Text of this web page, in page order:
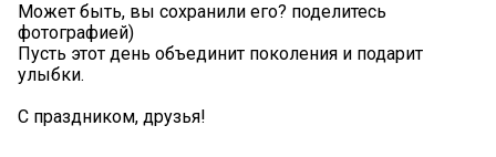
Может быть, вы сохранили его? поделитесь
фотографией)
Пусть этот день объединит поколения и подарит
улыбки.
С праздником, друзья!